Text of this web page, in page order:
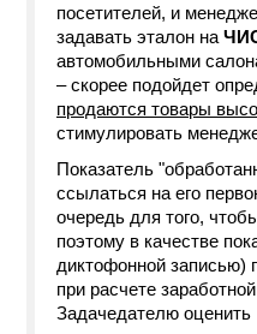
посетителей, и
задавать эталон на
автомобильными
– скорее подойдет
продаются товары
стимулировать
Показатель
ссылаться на его
очередь для того,
поэтому в качестве
диктофонной записью)
при расчете
Задачедателю